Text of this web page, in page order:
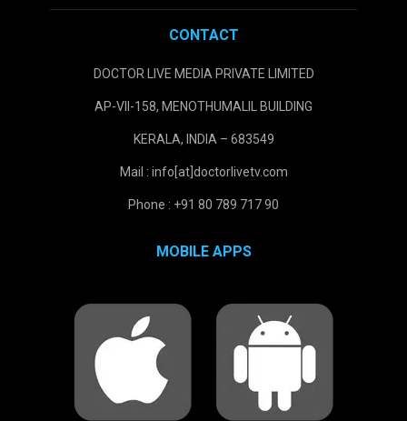
CONTACT
DOCTOR LIVE MEDIA PRIVATE LIMITED
AP-VII-158, MENOTHUMALIL BUILDING
KERALA, INDIA – 683549
Mail : info[at]doctorlivetv.com
Phone : +91 80 789 717 90
MOBILE APPS